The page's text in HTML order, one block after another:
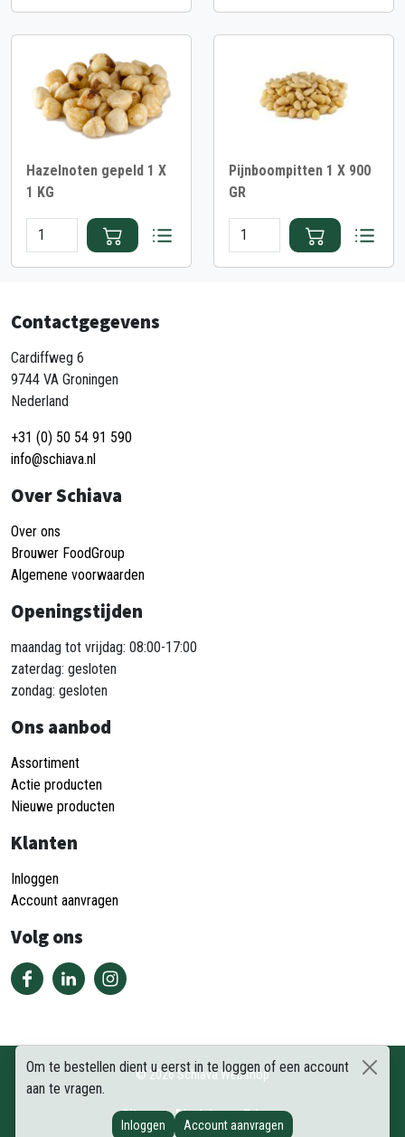
Hazelnoten gepeld 1 X
1 KG
Pijnboompitten 1 X 900
GR
Om te bestellen dient u eerst in te loggen of een account
aan te vragen.
Inloggen Account aanvragen
Contactgegevens
Cardiffweg 6
9744 VA Groningen
Nederland
+31 (0) 50 54 91 590
info@schiava.nl
Over Schiava
Over ons
Brouwer FoodGroup
Algemene voorwaarden
Openingstijden
maandag tot vrijdag: 08:00-17:00
zaterdag: gesloten
zondag: gesloten
Ons aanbod
Assortiment
Actie producten
Nieuwe producten
Klanten
Inloggen
Account aanvragen
Volg ons
©2026Schiava Webshop
Sitemap Disclaimer Privacy